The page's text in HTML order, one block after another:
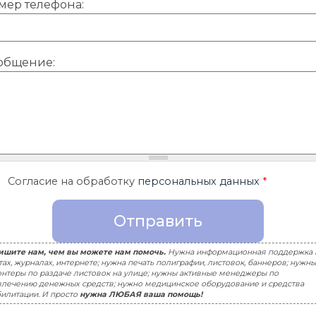
телефона:
Cогласие на обработку персональных данных *
нам, чем вы можете нам помочь. Нужна информационная поддержка
журналах, интернете; нужна печать полиграфии, листовок, баннеров; нужны
по раздаче листовок на улице; нужны активные менеджеры по
денежных средств; нужно медицинское оборудование и средства
И просто нужна ЛЮБАЯ ваша помощь!